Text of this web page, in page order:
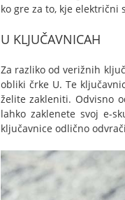
ko gre za to, kje
U KLJUČAVNICAH
Za razliko od verižnih
obliki črke U. Te
želite zakleniti. Odvisno
lahko zaklenete svoj e-
ključavnice odlično